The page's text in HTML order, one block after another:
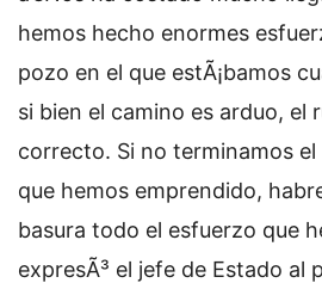
hemos hecho enormes
pozo en el que estÃ¡bamos
si bien el camino es arduo, el
correcto. Si no terminamos
que hemos emprendido,
basura todo el esfuerzo que
expresÃ³ el jefe de Estado al